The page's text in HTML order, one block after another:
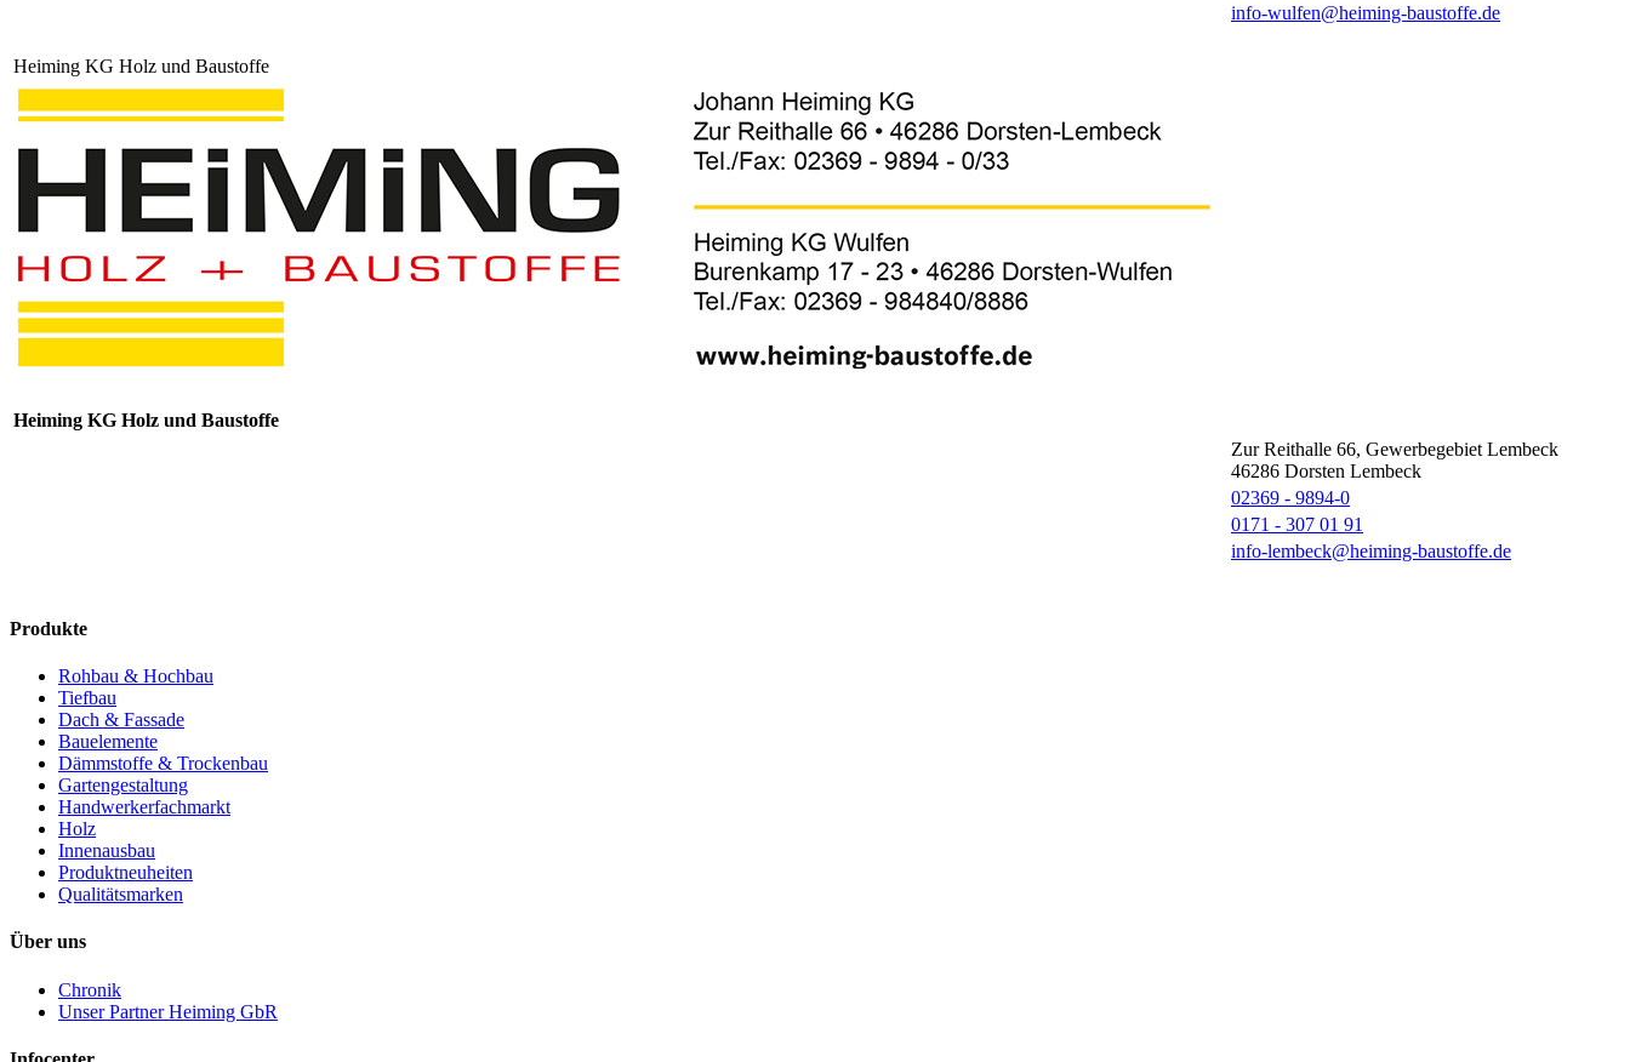
info-wulfen@heiming-baustoffe.de
Heiming KG Holz und Baustoffe
Heiming KG Holz und Baustoffe
Zur Reithalle 66, Gewerbegebiet Lembeck
46286 Dorsten Lembeck
02369 - 9894-0
0171 - 307 01 91
info-lembeck@heiming-baustoffe.de
Produkte
Rohbau & Hochbau
Tiefbau
Dach & Fassade
Bauelemente
Dämmstoffe & Trockenbau
Gartengestaltung
Handwerkerfachmarkt
Holz
Innenausbau
Produktneuheiten
Qualitätsmarken
Über uns
Chronik
Unser Partner Heiming GbR